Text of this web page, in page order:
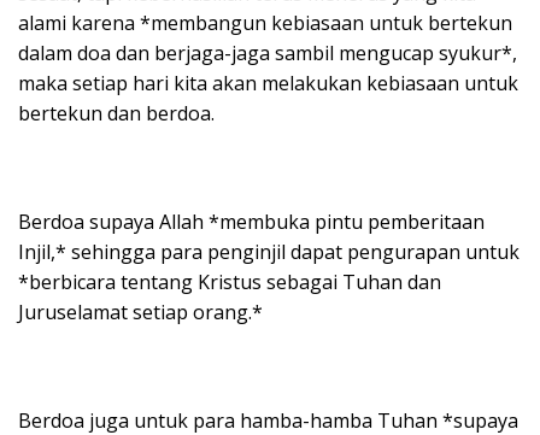
alami karena *membangun kebiasaan untuk bertekun
dalam doa dan berjaga-jaga sambil mengucap syukur*,
maka setiap hari kita akan melakukan kebiasaan untuk
bertekun dan berdoa.
Berdoa supaya Allah *membuka pintu pemberitaan
Injil,* sehingga para penginjil dapat pengurapan untuk
*berbicara tentang Kristus sebagai Tuhan dan
Juruselamat setiap orang.*
Berdoa juga untuk para hamba-hamba Tuhan *supaya